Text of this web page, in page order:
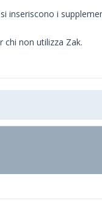
i
non utilizza Zak.